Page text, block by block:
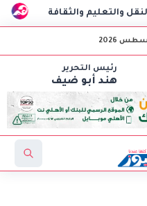
AIG توقع اتفاقية مع CSCEC الصينية لبدء تنفيذ مشروع AI Tower بالعاصمة الإدارية الجديدة والثقافة
رئيس التحرير
هند أبو ضيف